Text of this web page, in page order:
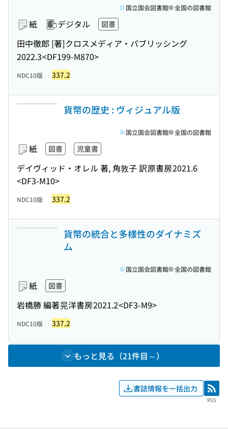
紙 デジタル 図書
田中徹郎 [著]クロスメディア・パブリッシング
2022.3<DF199-M870>
国立国会図書館 全国の図書館
NDC10版 337.2
貨幣の歴史 : ヴィジュアル版
紙 図書 児童書
デイヴィッド・オレル 著, 角敦子 訳原書房2021.6
<DF3-M10>
国立国会図書館 全国の図書館
NDC10版 337.2
貨幣の統合と多様性のダイナミズ
ム
紙 図書
岩橋勝 編著晃洋書房2021.2<DF3-M9>
国立国会図書館 全国の図書館
NDC10版 337.2
もっと見る（21件目～）
書誌情報を一括出力 RSS
RSS